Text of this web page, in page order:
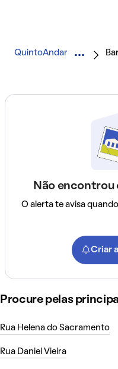
QuintoAndar
Não encontrou
O alerta te avisa
Criar
Procure pelas
Rua Helena do Sacramento
Rua Daniel Vieira